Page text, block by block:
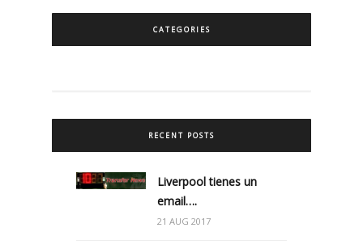
CATEGORIES
RECENT POSTS
Liverpool tienes un
email….
21 AUG 2017